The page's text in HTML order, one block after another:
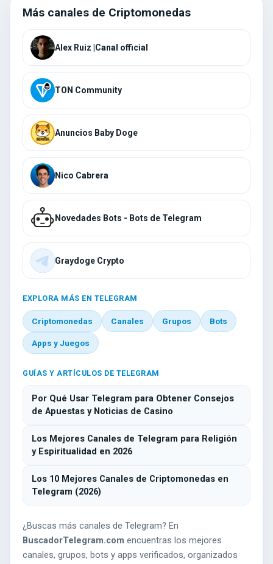
Más canales de Criptomonedas
Alex Ruiz |Canal official
TON Community
Anuncios Baby Doge
Nico Cabrera
Novedades Bots - Bots de Telegram
Graydoge Crypto
EXPLORA MÁS EN TELEGRAM
Criptomonedas Canales Grupos Bots
Apps y Juegos
GUÍAS Y ARTÍCULOS DE TELEGRAM
Por Qué Usar Telegram para Obtener Consejos
de Apuestas y Noticias de Casino
Los Mejores Canales de Telegram para Religión
y Espiritualidad en 2026
Los 10 Mejores Canales de Criptomonedas en
Telegram (2026)
¿Buscas más canales de Telegram? En
BuscadorTelegram.com encuentras los mejores
canales, grupos, bots y apps verificados, organizados